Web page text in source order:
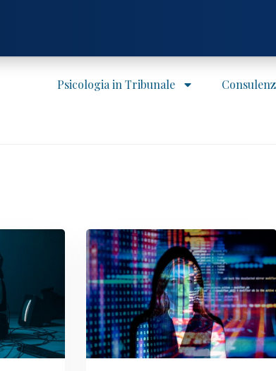
Psicologia in Tribunale